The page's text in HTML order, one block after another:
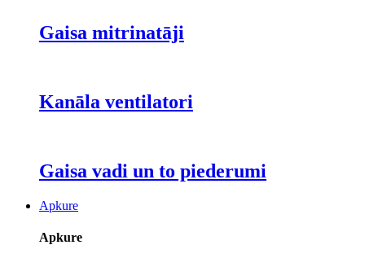
Gaisa mitrinatāji
Kanāla ventilatori
Gaisa vadi un to piederumi
Apkure
Apkure